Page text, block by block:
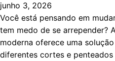
junho 3, 2026
Você está pensando em
tem medo de se arrepender?
moderna oferece uma
diferentes cortes e penteados